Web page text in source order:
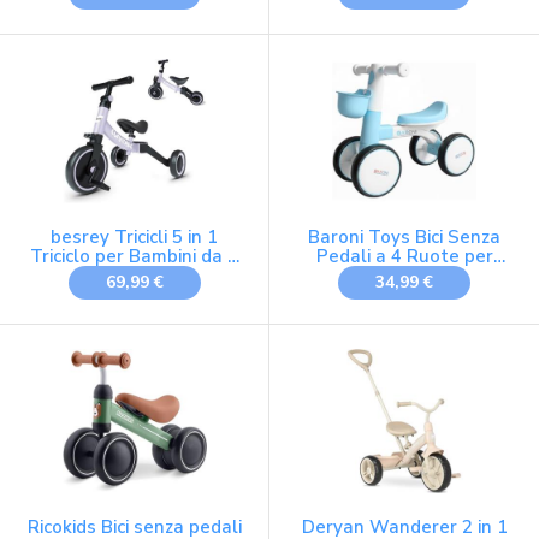
con telaio in legno e
Pedali,Bicicletta Senza
besrey Tricicli 5 in 1
Triciclo per Bambini da 1
a 5 Anni,Triciclo Senza
Pedali,Bicicletta Senza
69,99 €
Baroni Toys Bici Senza
Pedali a 4 Ruote per
Bambini dai 3 Anni, Primi
Passi con Luci e Suoni,
Sviluppo Motorio e
Coordinazione,
55x22x42cm (Blu)
34,99 €
Ricokids Bici senza pedali
Deryan Wanderer 2 in 1